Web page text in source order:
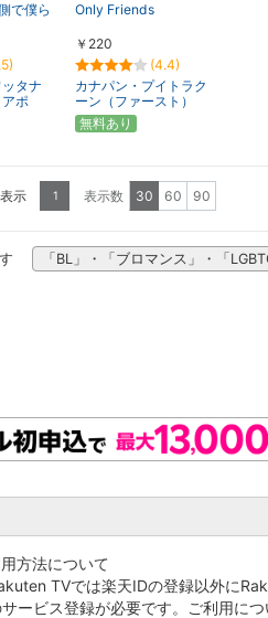
で僕ら
タナ
ポ
Only Friends
￥220
(4.4)
カナパン・プイトラク
ーン（ファースト）
無料あり
示 1 表示数 30 60 90
「BL」・「ブロマンス」・「
方法について
TVでは楽天IDの登録以外に
ービス登録が必要です。ご利用につ